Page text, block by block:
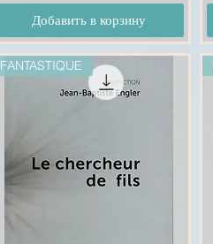
Добавить в корзину
FANTASTIQUE